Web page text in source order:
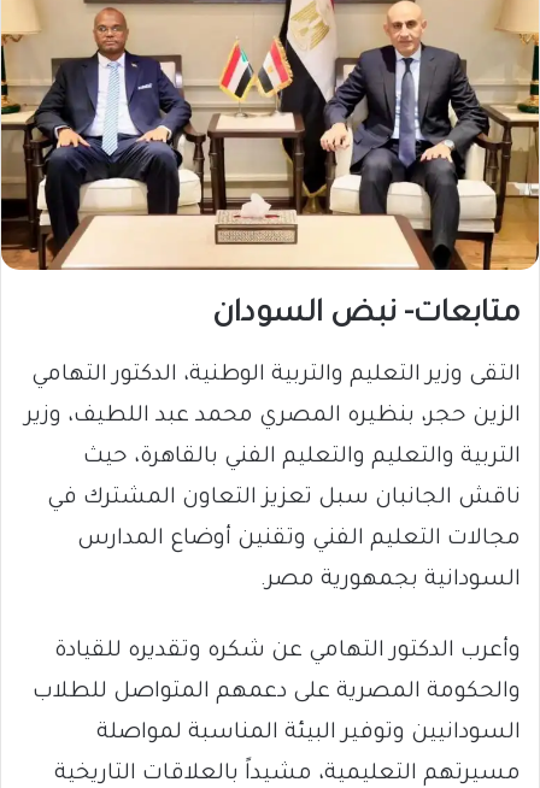
متابعات- نبض السودان
​التقى وزير التعليم والتربية الوطنية، الدكتور التهامي
الزين حجر، بنظيره المصري محمد عبد اللطيف، وزير
التربية والتعليم والتعليم الفني بالقاهرة، حيث
ناقش الجانبان سبل تعزيز التعاون المشترك في
مجالات التعليم الفني وتقنين أوضاع المدارس
السودانية بجمهورية مصر.
وأعرب الدكتور التهامي عن شكره وتقديره للقيادة
والحكومة المصرية على دعمهم المتواصل للطلاب
السودانيين وتوفير البيئة المناسبة لمواصلة
مسيرتهم التعليمية، مشيداً بالعلاقات التاريخية